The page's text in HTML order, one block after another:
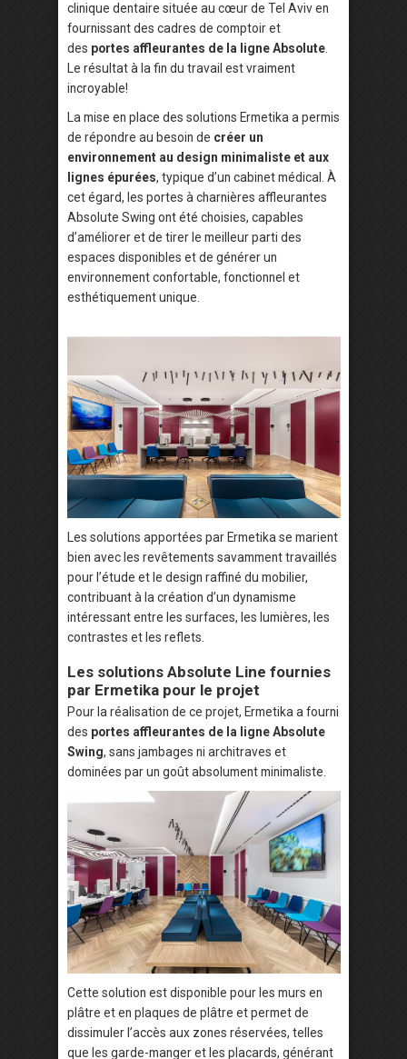
clinique dentaire située au cœur de Tel Aviv en
fournissant des cadres de comptoir et
des portes affleurantes de la ligne Absolute
Le résultat à la fin du travail est vraiment
incroyable!
La mise en place des solutions Ermetika a permis
de répondre au besoin de créer un
environnement au design minimaliste et aux
lignes épurées, typique d’un cabinet médical. À
cet égard, les portes à charnières affleurantes
Absolute Swing ont été choisies, capables
d’améliorer et de tirer le meilleur parti des
espaces disponibles et de générer un
environnement confortable, fonctionnel et
esthétiquement unique.
Les solutions apportées par Ermetika se marient
bien avec les revêtements savamment travaillés
pour l’étude et le design raffiné du mobilier,
contribuant à la création d’un dynamisme
intéressant entre les surfaces, les lumières, les
contrastes et les reflets.
Les solutions Absolute Line fournies
par Ermetika pour le projet
Pour la réalisation de ce projet, Ermetika a fourni
des portes affleurantes de la ligne Absolute
Swing, sans jambages ni architraves et
dominées par un goût absolument minimaliste.
Cette solution est disponible pour les murs en
plâtre et en plaques de plâtre et permet de
dissimuler l’accès aux zones réservées, telles
que les garde-manger et les placards, générant